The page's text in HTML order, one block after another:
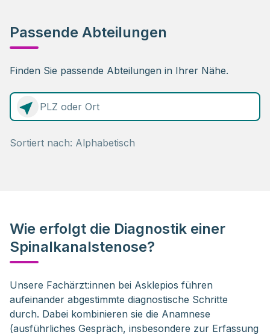
Passende Abteilungen
Finden Sie passende Abteilungen in Ihrer Nähe.
Wie erfolgt die Diagnostik einer
Spinalkanalstenose?
Unsere Fachärzt:innen bei Asklepios führen
aufeinander abgestimmte diagnostische Schritte
durch. Dabei kombinieren sie die Anamnese
(ausführliches Gespräch, insbesondere zur Erfassung